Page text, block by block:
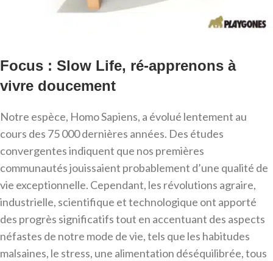
Focus : Slow Life, ré-apprenons à
vivre doucement
Notre espèce, Homo Sapiens, a évolué lentement au
cours des 75 000 dernières années. Des études
convergentes indiquent que nos premières
communautés jouissaient probablement d’une qualité de
vie exceptionnelle. Cependant, les révolutions agraire,
industrielle, scientifique et technologique ont apporté
des progrès significatifs tout en accentuant des aspects
néfastes de notre mode de vie, tels que les habitudes
malsaines, le stress, une alimentation déséquilibrée, tous